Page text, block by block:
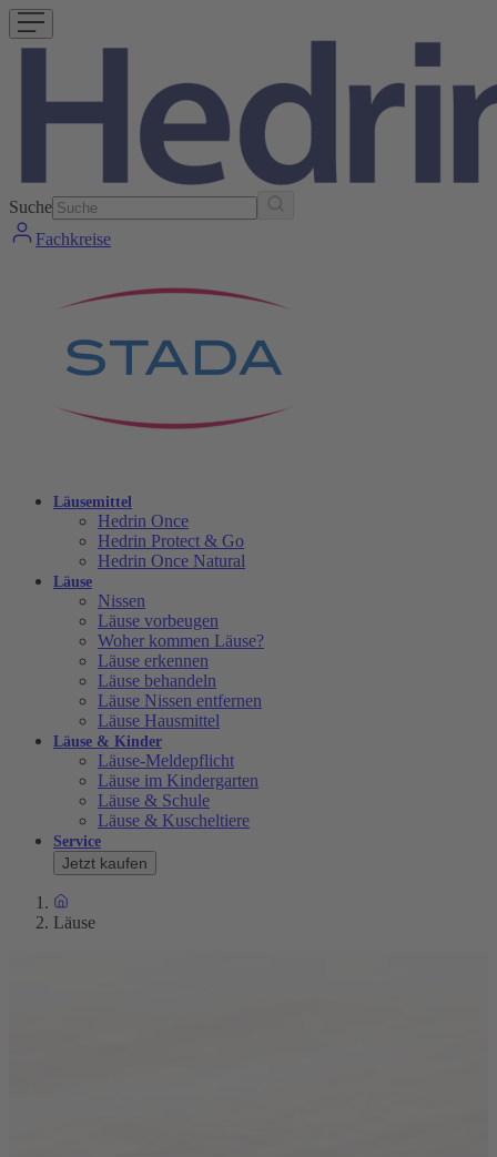
Suche
Fachkreise
Läusemittel
Hedrin Once
Hedrin Protect & Go
Hedrin Once Natural
Läuse
Nissen
Läuse vorbeugen
Woher kommen Läuse?
Läuse erkennen
Läuse behandeln
Läuse Nissen entfernen
Läuse Hausmittel
Läuse & Kinder
Läuse-Meldepflicht
Läuse im Kindergarten
Läuse & Schule
Läuse & Kuscheltiere
Service
Jetzt kaufen
Läuse